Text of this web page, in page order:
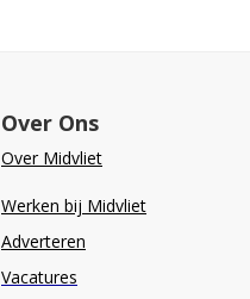
Over Ons
Over Midvliet
Werken bij Midvliet
Adverteren
Vacatures